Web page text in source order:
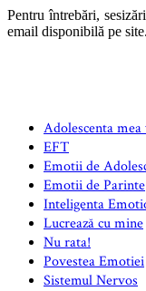
Pentru întrebări,
email disponibilă pe site.
Adolescenta
EFT
Emotii de
Emotii de Parinte
Inteligenta
Lucrează cu mine
Nu rata!
Povestea Emotiei
Sistemul Nervos